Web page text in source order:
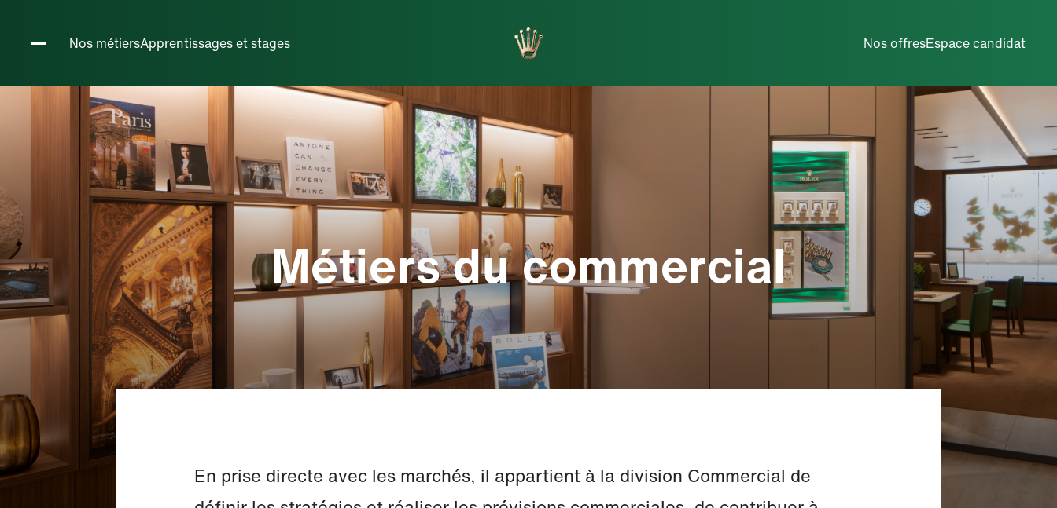
Nos métiersApprentissages et stages Nos offresEspace candidat
Métiers du commercial
En prise directe avec les marchés, il appartient à la division Commercial de